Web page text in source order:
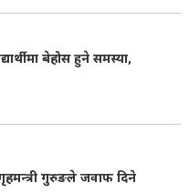
बेहोस हुने समस्या,
गुरुङले जवाफ दिने